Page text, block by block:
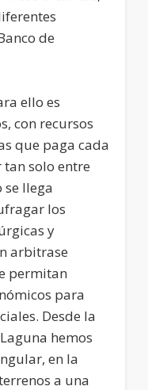
de
ello es
con recursos
que paga cada
solo entre
se llega
los
y
arbitrase
permitan
para
Desde la
hemos
en la
a una